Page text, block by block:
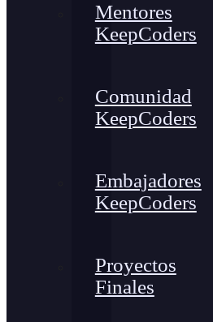
Mentores
KeepCoders
Comunidad
KeepCoders
Embajadores
KeepCoders
Proyectos
Finales